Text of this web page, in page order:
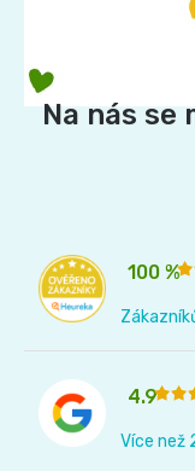
Na nás se
100 %
4.9
Více než